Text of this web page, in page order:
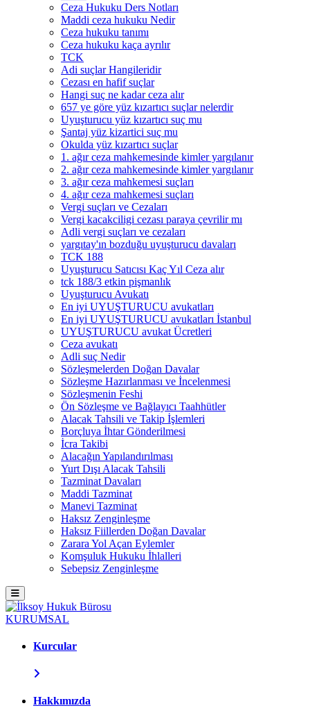
Ceza Hukuku Ders Notları
Maddi ceza hukuku Nedir
Ceza hukuku tanımı
Ceza hukuku kaça ayrılır
TCK
Adi suçlar Hangileridir
Cezası en hafif suçlar
Hangi suç ne kadar ceza alır
657 ye göre yüz kızartıcı suçlar nelerdir
Uyuşturucu yüz kızartıcı suç mu
Şantaj yüz kizartici suç mu
Okulda yüz kızartıcı suçlar
1. ağır ceza mahkemesinde kimler yargılanır
2. ağır ceza mahkemesinde kimler yargılanır
3. ağır ceza mahkemesi suçları
4. ağır ceza mahkemesi suçları
Vergi suçları ve Cezaları
Vergi kacakciligi cezası paraya çevrilir mı
Adli vergi suçları ve cezaları
yargıtay'ın bozduğu uyuşturucu davaları
TCK 188
Uyuşturucu Satıcısı Kaç Yıl Ceza alır
tck 188/3 etkin pişmanlık
Uyuşturucu Avukatı
En iyi UYUŞTURUCU avukatları
En iyi UYUŞTURUCU avukatları İstanbul
UYUŞTURUCU avukat Ücretleri
Ceza avukatı
Adli suç Nedir
Sözleşmelerden Doğan Davalar
Sözleşme Hazırlanması ve İncelenmesi
Sözleşmenin Feshi
Ön Sözleşme ve Bağlayıcı Taahhütler
Alacak Tahsili ve Takip İşlemleri
Borçluya İhtar Gönderilmesi
İcra Takibi
Alacağın Yapılandırılması
Yurt Dışı Alacak Tahsili
Tazminat Davaları
Maddi Tazminat
Manevi Tazminat
Haksız Zenginleşme
Haksız Fiillerden Doğan Davalar
Zarara Yol Açan Eylemler
Komşuluk Hukuku İhlalleri
Sebepsiz Zenginleşme
KURUMSAL
Kurcular
Hakkımızda